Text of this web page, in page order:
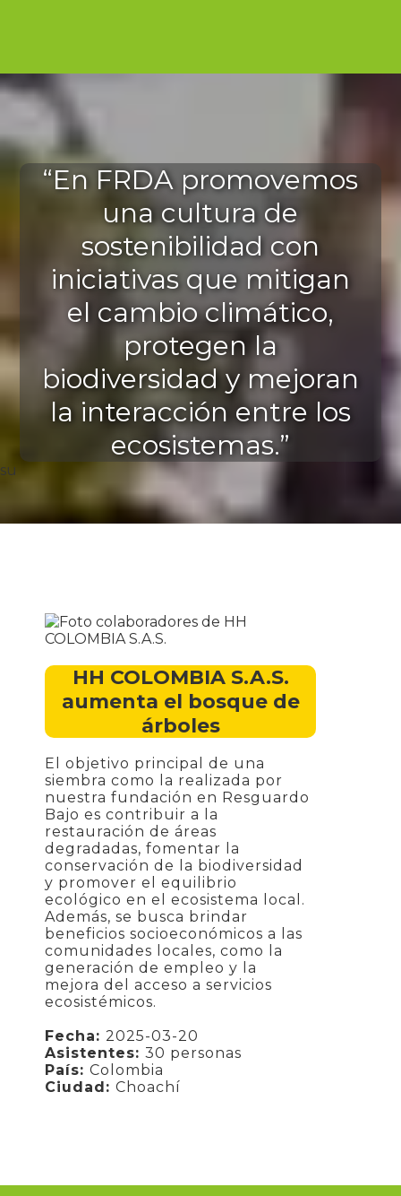
“En FRDA promovemos
una cultura de
sostenibilidad con
iniciativas que mitigan
el cambio climático,
protegen la
biodiversidad y mejoran
la interacción entre los
ecosistemas.”
su
HH COLOMBIA S.A.S.
aumenta el bosque de
árboles
El objetivo principal de una
siembra como la realizada por
nuestra fundación en Resguardo
Bajo es contribuir a la
restauración de áreas
degradadas, fomentar la
conservación de la biodiversidad
y promover el equilibrio
ecológico en el ecosistema local.
Además, se busca brindar
beneficios socioeconómicos a las
comunidades locales, como la
generación de empleo y la
mejora del acceso a servicios
ecosistémicos.
Fecha:2025-03-20
Asistentes:30 personas
País:Colombia
Ciudad:Choachí